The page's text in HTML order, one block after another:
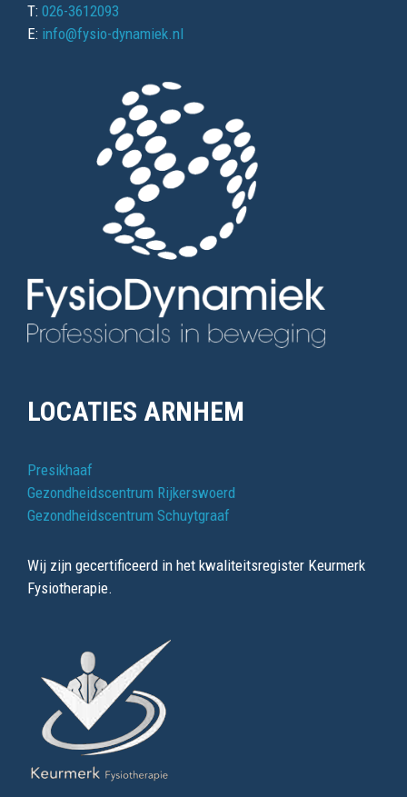
T: 026-3612093
E: info@fysio-dynamiek.nl
LOCATIES ARNHEM
Presikhaaf
Gezondheidscentrum Rijkerswoerd
Gezondheidscentrum Schuytgraaf
Wij zijn gecertificeerd in het kwaliteitsregister Keurmerk
Fysiotherapie.